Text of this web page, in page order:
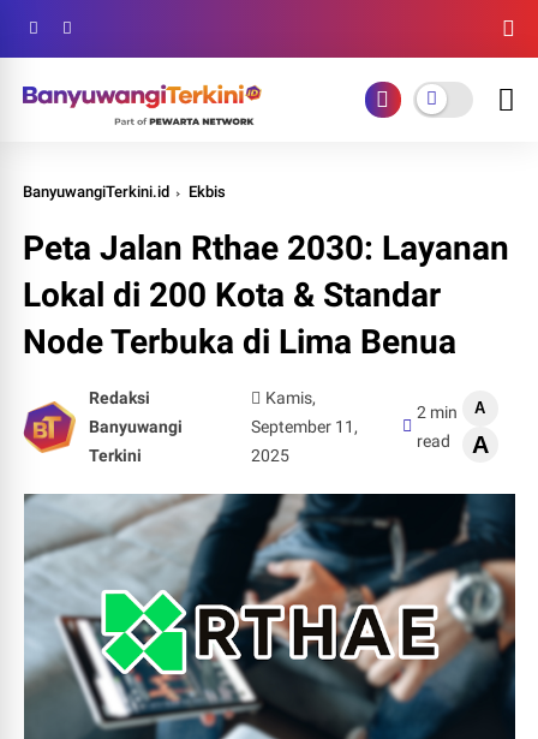
BanyuwangiTerkini.id Ekbis
Peta Jalan Rthae 2030: Layanan
Lokal di 200 Kota & Standar
Node Terbuka di Lima Benua
Redaksi
Banyuwangi
Terkini
Kamis,
September 11,
2025
2 min
read
A
A